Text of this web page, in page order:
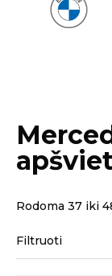
Rodoma 37 iki
Filtruoti